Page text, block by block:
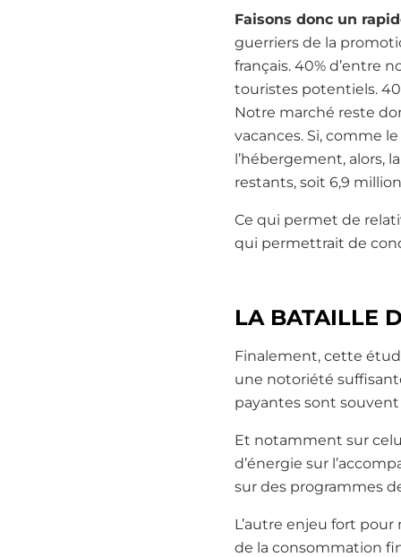
Faisons donc un
guerriers de la
français. 40% d’entre
touristes potentiels.
Notre marché reste
vacances. Si, comme
l’hébergement, alors,
restants, soit 6,9
Ce qui permet de
qui permettrait de
LA BATAILLE
Finalement, cette
une notoriété
payantes sont
Et notamment sur
d’énergie sur
sur des programmes
L’autre enjeu fort
de la consommation